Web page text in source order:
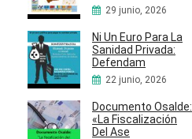
29 junio, 2026
Ni Un Euro Para La
Sanidad Privada:
Defendam
22 junio, 2026
Documento Osalde:
«La Fiscalización
Del Ase